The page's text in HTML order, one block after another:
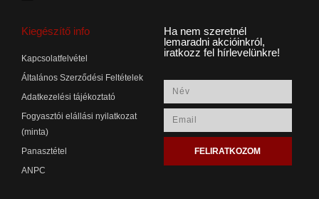
Kiegészítő info
Kapcsolatfelvétel
Általános Szerződési Feltételek
Adatkezelési tájékoztató
Fogyasztói elállási nyilatkozat
(minta)
Panasztétel
ANPC
Ha nem szeretnél
lemaradni akcióinkról,
iratkozz fel hírlevelünkre!
FELIRATKOZOM